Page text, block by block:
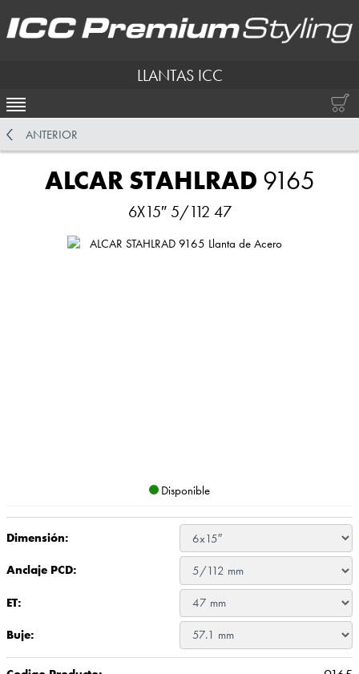
LLANTAS ICC
ACTIVAR NAVEGACIÓN
ANTERIOR
ALCAR STAHLRAD 9165
6X15″ 5/112 47
Disponible
Dimensión:
Anclaje PCD:
ET:
Buje: